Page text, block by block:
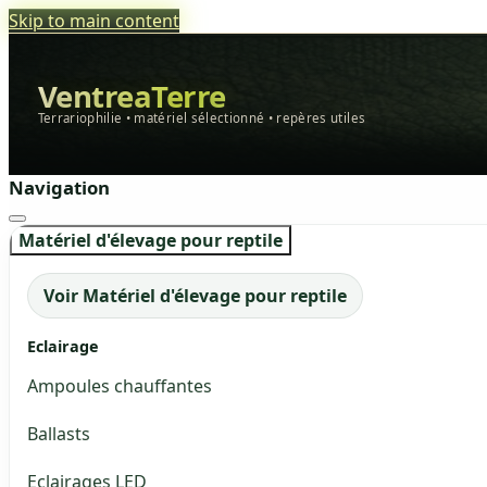
Skip to main content
VentreaTerre
Terrariophilie • matériel sélectionné • repères utiles
Navigation
Matériel d'élevage pour reptile
Voir Matériel d'élevage pour reptile
Eclairage
Ampoules chauffantes
Ballasts
Eclairages LED